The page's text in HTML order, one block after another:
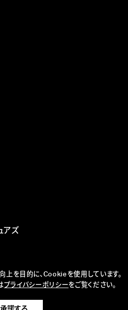
アズ
上を目的に、Cookieを使用しています。
プライバシーポリシーをご覧ください。